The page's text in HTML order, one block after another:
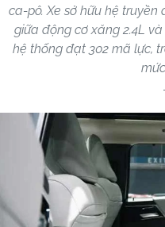
ca-pô. Xe sở hữu hệ
giữa động cơ xăng 2.4L
hệ thống đạt 302 mã lực,